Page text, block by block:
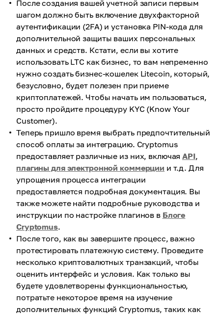
После создания вашей учетной записи первым
шагом должно быть включение двухфакторной
аутентификации (2FA) и установка PIN-кода для
дополнительной защиты ваших персональных
данных и средств. Кстати, если вы хотите
использовать LTC как бизнес, то вам непременно
нужно создать бизнес-кошелек Litecoin, который,
безусловно, будет полезен при приеме
криптоплатежей. Чтобы начать им пользоваться,
просто пройдите процедуру KYC (Know Your
Customer).
Теперь пришло время выбрать предпочтительный
способ оплаты за интеграцию. Cryptomus
предоставляет различные из них, включаяAPI,
плагины для электронной коммерции и т.д. Для
упрощения процесса интеграции
предоставляется подробная документация. Вы
также можете найти подробные руководства и
инструкции по настройке плагинов в Блоге
Cryptomus.
После того, как вы завершите процесс, важно
протестировать платежную систему. Проведите
несколько криптовалютных транзакций, чтобы
оценить интерфейс и условия. Как только вы
будете удовлетворены функциональностью,
потратьте некоторое время на изучение
дополнительных функций Cryptomus, таких как